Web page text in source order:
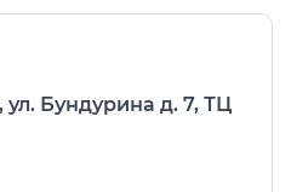
ул. Бундурина д. 7, ТЦ